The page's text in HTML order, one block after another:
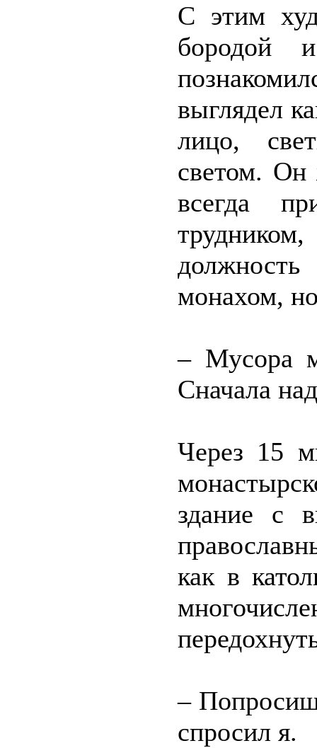
С этим
бородой
выглядел
лицо,
светом. Он
всегда
должность
монахом,
– Мусора
Сначала
Через 15
здание с
как в
–
спросил я.